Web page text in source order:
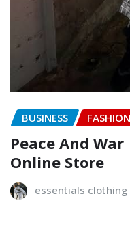
BUSINESS FASHION
Peace And
Online Store
essentials clothing